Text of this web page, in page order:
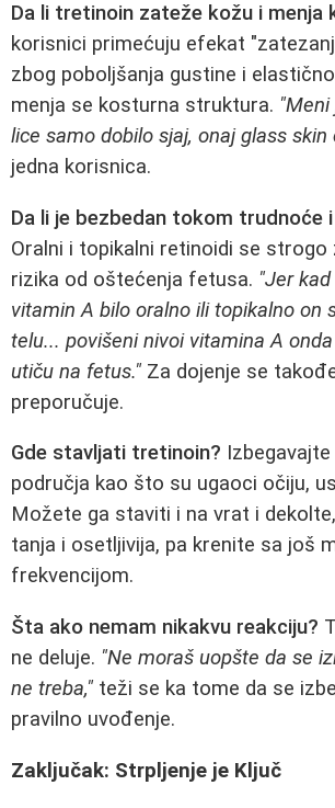
Da li tretinoin zateže kožu i menja
korisnici primećuju efekat
zbog poboljšanja gustine i
menja se kosturna struktura.
lice samo dobilo sjaj, onaj glass skin
jedna korisnica.
Da li je bezbedan tokom trudnoće
Oralni i topikalni retinoidi se strogo
rizika od oštećenja fetusa. "Jer
vitamin A bilo oralno ili topikalno on
telu... povišeni nivoi vitamina A
utiču na fetus." Za dojenje se
preporučuje.
Gde stavljati tretinoin?
područja kao što su ugaoci očiju,
Možete ga staviti i na vrat i
tanja i osetljivija, pa krenite sa još
frekvencijom.
Šta ako nemam nikakvu reakciju?
ne deluje. "Ne moraš uopšte da se
ne treba," teži se ka tome da se
pravilno uvođenje.
Zaključak: Strpljenje je Ključ